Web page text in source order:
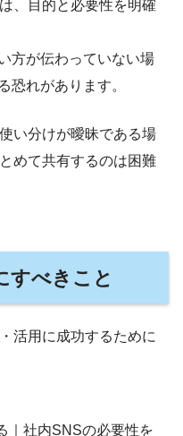
、目的と必要性を明確
方が伝わっていない場
恐れがあります。
い分けが曖昧である場
めて共有するのは困難
すべきこと
活用に成功するために
｜社内SNSの必要性を